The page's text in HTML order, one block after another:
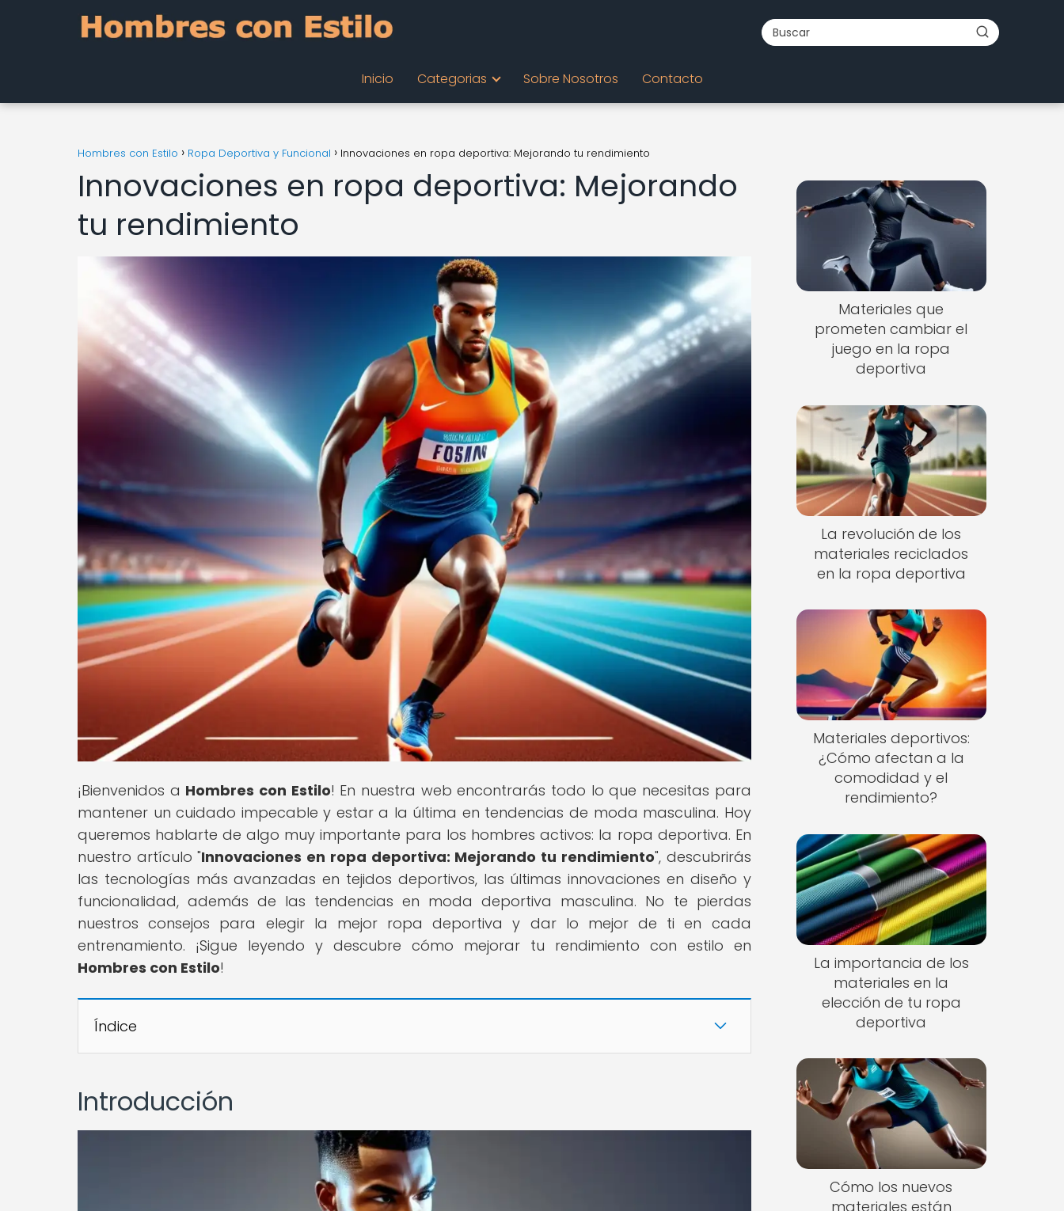
Inicio Categorias Sobre Nosotros Contacto
Hombres con Estilo Ropa Deportiva y Funcional Innovaciones en ropa deportiva: Mejorando tu rendimiento
Innovaciones en ropa deportiva: Mejorando
tu rendimiento
¡Bienvenidos a Hombres con Estilo! En nuestra web encontrarás todo lo que necesitas para
mantener un cuidado impecable y estar a la última en tendencias de moda masculina. Hoy
queremos hablarte de algo muy importante para los hombres activos: la ropa deportiva. En
nuestro artículo "Innovaciones en ropa deportiva: Mejorando tu rendimiento", descubrirás
las tecnologías más avanzadas en tejidos deportivos, las últimas innovaciones en diseño y
funcionalidad, además de las tendencias en moda deportiva masculina. No te pierdas
nuestros consejos para elegir la mejor ropa deportiva y dar lo mejor de ti en cada
entrenamiento. ¡Sigue leyendo y descubre cómo mejorar tu rendimiento con estilo en
Hombres con Estilo!
Índice
Introducción
Materiales que
prometen cambiar el
juego en la ropa
deportiva
La revolución de los
materiales reciclados
en la ropa deportiva
Materiales deportivos:
¿Cómo afectan a la
comodidad y el
rendimiento?
La importancia de los
materiales en la
elección de tu ropa
deportiva
Cómo los nuevos
materiales están